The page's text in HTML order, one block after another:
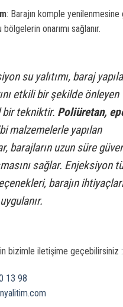
: Barajın komple yenilenmesine
onarımı sağlanır.
su yalıtımı, baraj
etkili bir şekilde önleyen
tekniktir. Poliüretan,
malzemelerle yapılan
barajların uzun süre
sağlar. Enjeksiyon
barajın
bizimle iletişime geçebilirsiniz :
13 98